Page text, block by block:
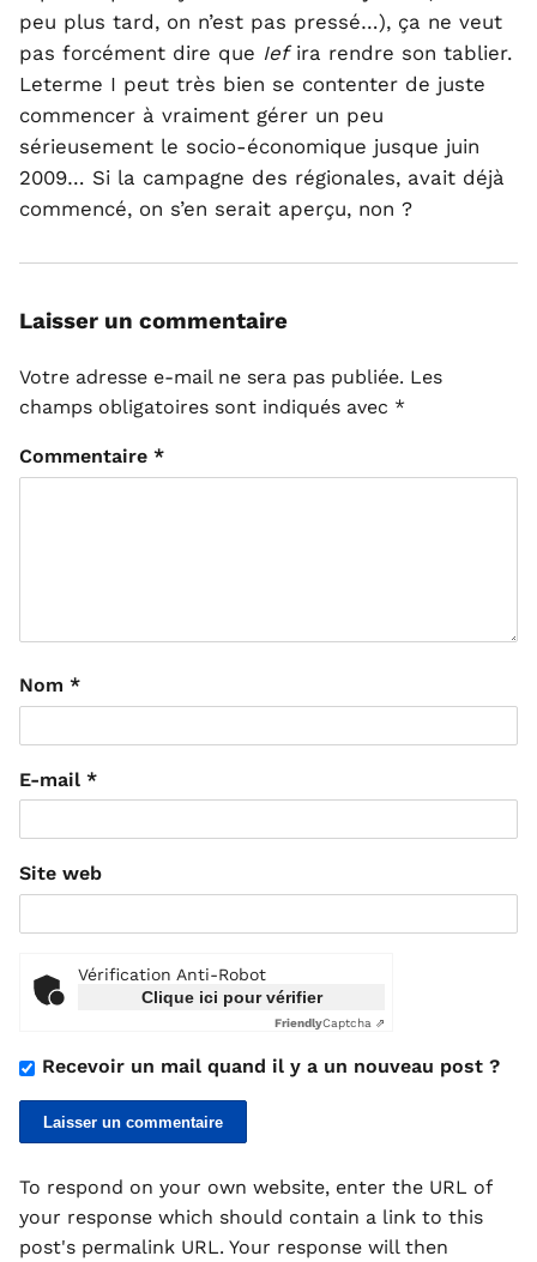
peu plus tard, on n’est pas pressé…), ça ne veut
pas forcément dire que Iefira rendre son tablier.
Leterme I peut très bien se contenter de juste
commencer à vraiment gérer un peu
sérieusement le socio-économique jusque juin
2009… Si la campagne des régionales, avait déjà
commencé, on s’en serait aperçu, non ?
Laisser un commentaire
Votre adresse e-mail ne sera pas publiée. Les
champs obligatoires sont indiqués avec *
Commentaire *
Nom *
E-mail *
Site web
Vérification Anti-Robot
Clique ici pour vérifier
FriendlyCaptcha ⇗
Recevoir un mail quand il y a un nouveau post ?
To respond on your own website, enter the URL of
your response which should contain a link to this
post's permalink URL. Your response will then